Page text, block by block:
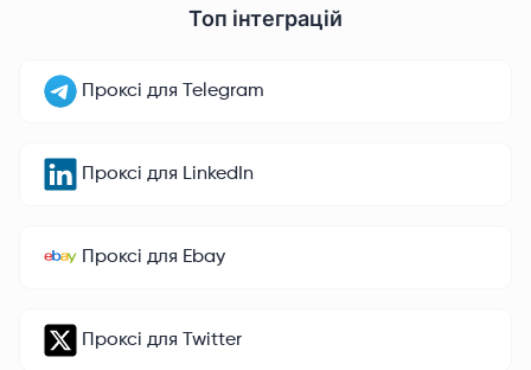
Топ інтеграцій
Проксі для Telegram
Проксі для LinkedIn
Проксі для Ebay
Проксі для Twitter